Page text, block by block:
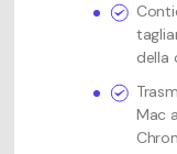
della
Mac